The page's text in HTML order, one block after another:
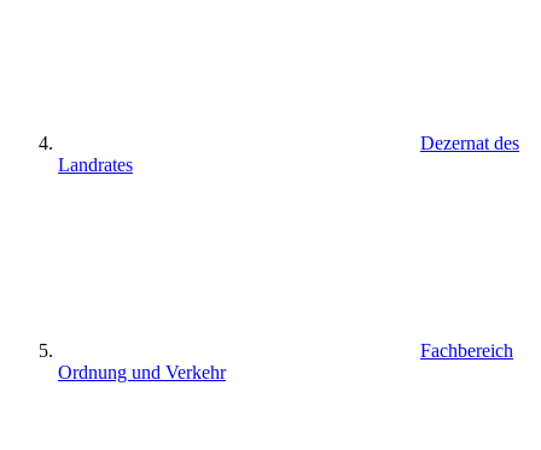
Dezernat des
Landrates
Fachbereich
Ordnung und Verkehr